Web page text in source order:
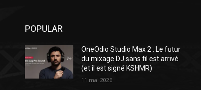
POPULAR
OneOdio Studio Max 2 : Le futur
du mixage DJ sans fil est arrivé
(et il est signé KSHMR)
11 mai 2026